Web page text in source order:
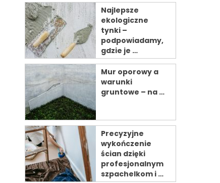
Najlepsze
ekologiczne
tynki –
podpowiadamy,
gdzie je …
Mur oporowy a
warunki
gruntowe – na …
Precyzyjne
wykończenie
ścian dzięki
profesjonalnym
szpachelkom i …